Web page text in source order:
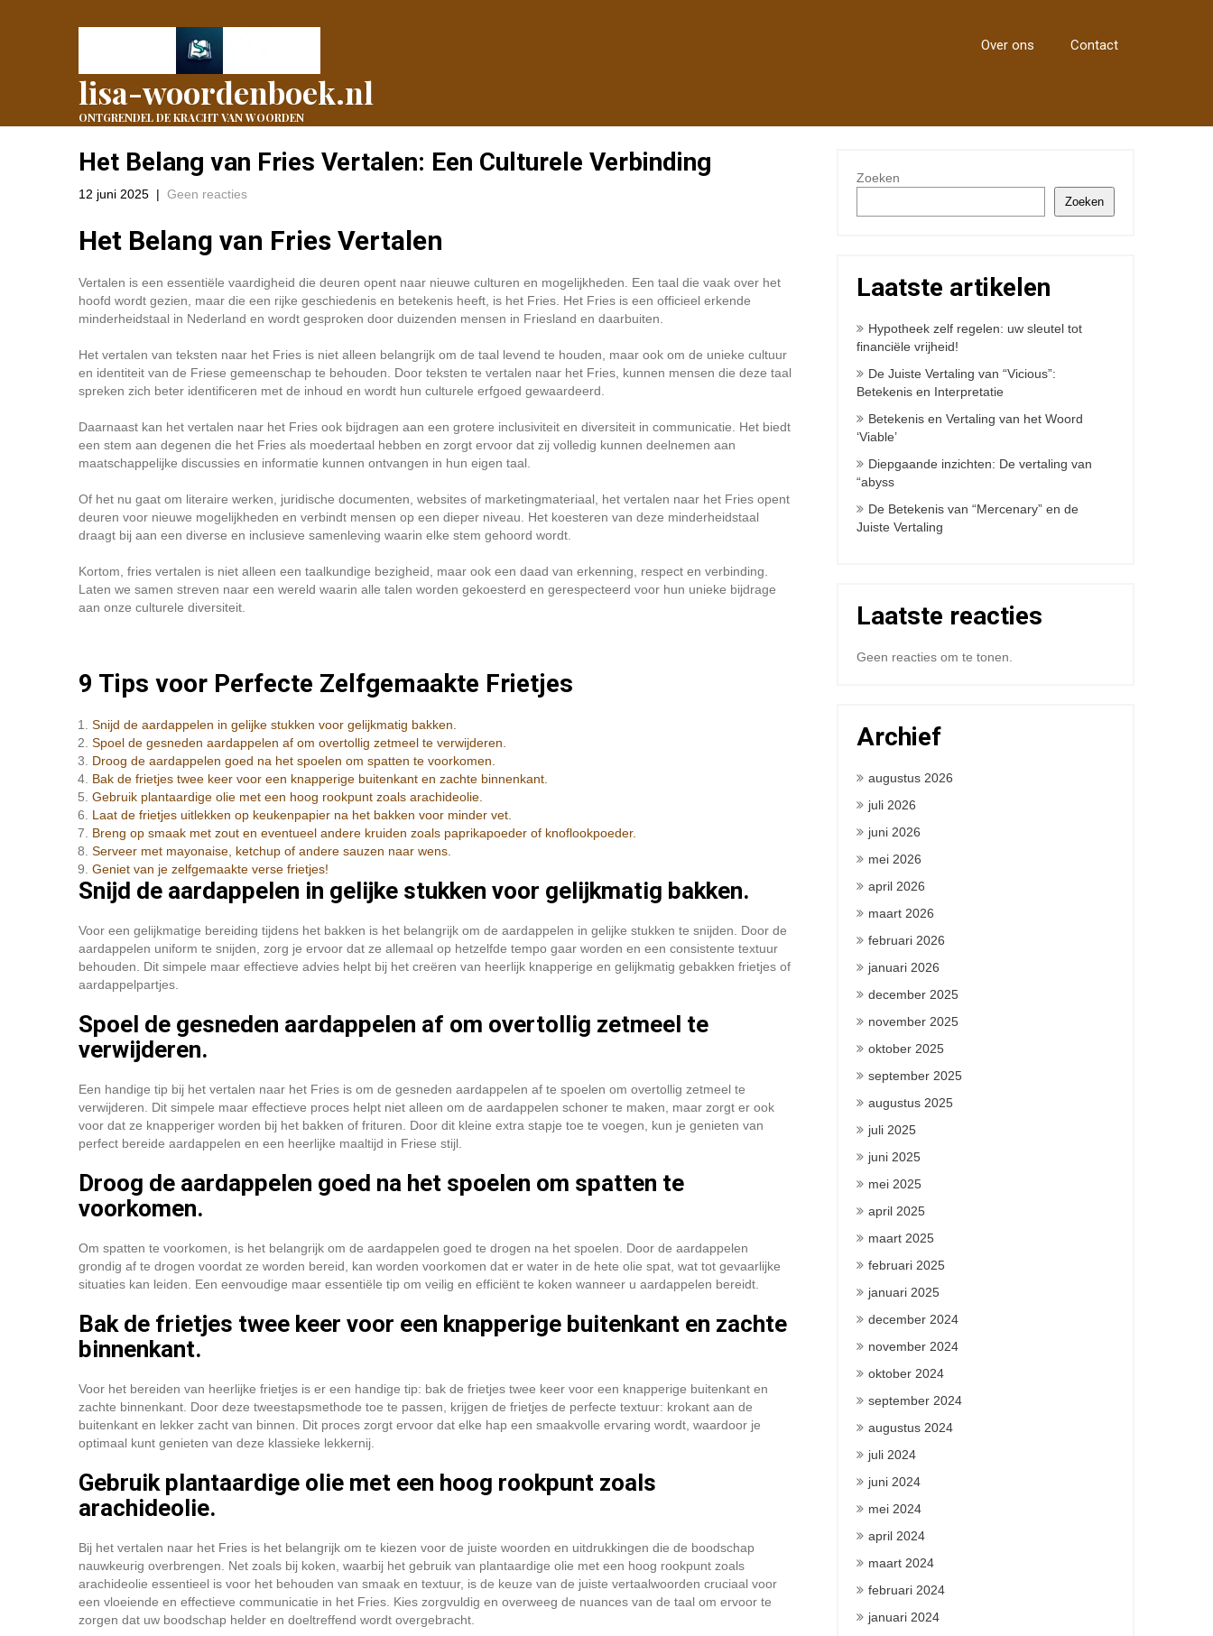
lisa-woordenboek.nl
ONTGRENDEL DE KRACHT VAN WOORDEN
Over ons Contact
Het Belang van Fries Vertalen: Een Culturele Verbinding
12 juni 2025 | Geen reacties
Het Belang van Fries Vertalen
Vertalen is een essentiële vaardigheid die deuren opent naar nieuwe culturen en mogelijkheden. Een taal die vaak over het
hoofd wordt gezien, maar die een rijke geschiedenis en betekenis heeft, is het Fries. Het Fries is een officieel erkende
minderheidstaal in Nederland en wordt gesproken door duizenden mensen in Friesland en daarbuiten.
Het vertalen van teksten naar het Fries is niet alleen belangrijk om de taal levend te houden, maar ook om de unieke cultuur
en identiteit van de Friese gemeenschap te behouden. Door teksten te vertalen naar het Fries, kunnen mensen die deze taal
spreken zich beter identificeren met de inhoud en wordt hun culturele erfgoed gewaardeerd.
Daarnaast kan het vertalen naar het Fries ook bijdragen aan een grotere inclusiviteit en diversiteit in communicatie. Het biedt
een stem aan degenen die het Fries als moedertaal hebben en zorgt ervoor dat zij volledig kunnen deelnemen aan
maatschappelijke discussies en informatie kunnen ontvangen in hun eigen taal.
Of het nu gaat om literaire werken, juridische documenten, websites of marketingmateriaal, het vertalen naar het Fries opent
deuren voor nieuwe mogelijkheden en verbindt mensen op een dieper niveau. Het koesteren van deze minderheidstaal
draagt bij aan een diverse en inclusieve samenleving waarin elke stem gehoord wordt.
Kortom, fries vertalen is niet alleen een taalkundige bezigheid, maar ook een daad van erkenning, respect en verbinding.
Laten we samen streven naar een wereld waarin alle talen worden gekoesterd en gerespecteerd voor hun unieke bijdrage
aan onze culturele diversiteit.
9 Tips voor Perfecte Zelfgemaakte Frietjes
Snijd de aardappelen in gelijke stukken voor gelijkmatig bakken.
Spoel de gesneden aardappelen af om overtollig zetmeel te verwijderen.
Droog de aardappelen goed na het spoelen om spatten te voorkomen.
Bak de frietjes twee keer voor een knapperige buitenkant en zachte binnenkant.
Gebruik plantaardige olie met een hoog rookpunt zoals arachideolie.
Laat de frietjes uitlekken op keukenpapier na het bakken voor minder vet.
Breng op smaak met zout en eventueel andere kruiden zoals paprikapoeder of knoflookpoeder.
Serveer met mayonaise, ketchup of andere sauzen naar wens.
Geniet van je zelfgemaakte verse frietjes!
Snijd de aardappelen in gelijke stukken voor gelijkmatig bakken.
Voor een gelijkmatige bereiding tijdens het bakken is het belangrijk om de aardappelen in gelijke stukken te snijden. Door de
aardappelen uniform te snijden, zorg je ervoor dat ze allemaal op hetzelfde tempo gaar worden en een consistente textuur
behouden. Dit simpele maar effectieve advies helpt bij het creëren van heerlijk knapperige en gelijkmatig gebakken frietjes of
aardappelpartjes.
Spoel de gesneden aardappelen af om overtollig zetmeel te
verwijderen.
Een handige tip bij het vertalen naar het Fries is om de gesneden aardappelen af te spoelen om overtollig zetmeel te
verwijderen. Dit simpele maar effectieve proces helpt niet alleen om de aardappelen schoner te maken, maar zorgt er ook
voor dat ze knapperiger worden bij het bakken of frituren. Door dit kleine extra stapje toe te voegen, kun je genieten van
perfect bereide aardappelen en een heerlijke maaltijd in Friese stijl.
Droog de aardappelen goed na het spoelen om spatten te
voorkomen.
Om spatten te voorkomen, is het belangrijk om de aardappelen goed te drogen na het spoelen. Door de aardappelen
grondig af te drogen voordat ze worden bereid, kan worden voorkomen dat er water in de hete olie spat, wat tot gevaarlijke
situaties kan leiden. Een eenvoudige maar essentiële tip om veilig en efficiënt te koken wanneer u aardappelen bereidt.
Bak de frietjes twee keer voor een knapperige buitenkant en zachte
binnenkant.
Voor het bereiden van heerlijke frietjes is er een handige tip: bak de frietjes twee keer voor een knapperige buitenkant en
zachte binnenkant. Door deze tweestapsmethode toe te passen, krijgen de frietjes de perfecte textuur: krokant aan de
buitenkant en lekker zacht van binnen. Dit proces zorgt ervoor dat elke hap een smaakvolle ervaring wordt, waardoor je
optimaal kunt genieten van deze klassieke lekkernij.
Gebruik plantaardige olie met een hoog rookpunt zoals
arachideolie.
Bij het vertalen naar het Fries is het belangrijk om te kiezen voor de juiste woorden en uitdrukkingen die de boodschap
nauwkeurig overbrengen. Net zoals bij koken, waarbij het gebruik van plantaardige olie met een hoog rookpunt zoals
arachideolie essentieel is voor het behouden van smaak en textuur, is de keuze van de juiste vertaalwoorden cruciaal voor
een vloeiende en effectieve communicatie in het Fries. Kies zorgvuldig en overweeg de nuances van de taal om ervoor te
zorgen dat uw boodschap helder en doeltreffend wordt overgebracht.
Zoeken
Zoeken
Laatste artikelen
Hypotheek zelf regelen: uw sleutel tot
financiële vrijheid!
De Juiste Vertaling van “Vicious”:
Betekenis en Interpretatie
Betekenis en Vertaling van het Woord
‘Viable’
Diepgaande inzichten: De vertaling van
“abyss
De Betekenis van “Mercenary” en de
Juiste Vertaling
Laatste reacties
Geen reacties om te tonen.
Archief
augustus 2026
juli 2026
juni 2026
mei 2026
april 2026
maart 2026
februari 2026
januari 2026
december 2025
november 2025
oktober 2025
september 2025
augustus 2025
juli 2025
juni 2025
mei 2025
april 2025
maart 2025
februari 2025
januari 2025
december 2024
november 2024
oktober 2024
september 2024
augustus 2024
juli 2024
juni 2024
mei 2024
april 2024
maart 2024
februari 2024
januari 2024